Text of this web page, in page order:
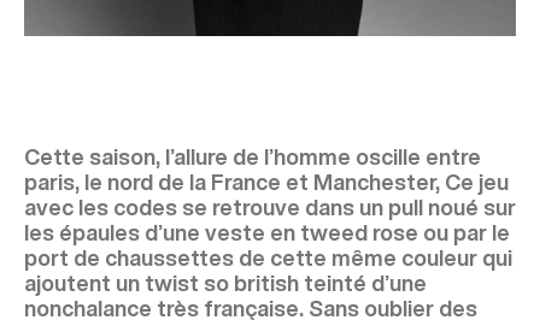
Cette saison, l’allure de l’homme oscille entre
paris, le nord de la France et Manchester, Ce jeu
avec les codes se retrouve dans un pull noué sur
les épaules d’une veste en tweed rose ou par le
port de chaussettes de cette même couleur qui
ajoutent un twist so british teinté d’une
nonchalance très française. Sans oublier des